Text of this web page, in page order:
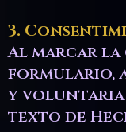
3.
Al marcar
formulario,
y voluntaria
texto de